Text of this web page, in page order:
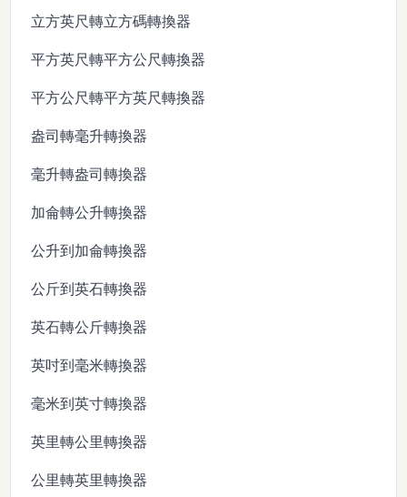
立方英尺轉立方碼轉換器
平方英尺轉平方公尺轉換器
平方公尺轉平方英尺轉換器
盎司轉毫升轉換器
毫升轉盎司轉換器
加侖轉公升轉換器
公升到加侖轉換器
公斤到英石轉換器
英石轉公斤轉換器
英吋到毫米轉換器
毫米到英寸轉換器
英里轉公里轉換器
公里轉英里轉換器